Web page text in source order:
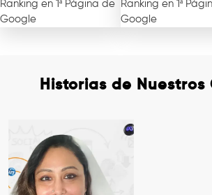
Ranking en 1ª Página de
Google
Ranking en 1ª
Google
Historias de Nuestros